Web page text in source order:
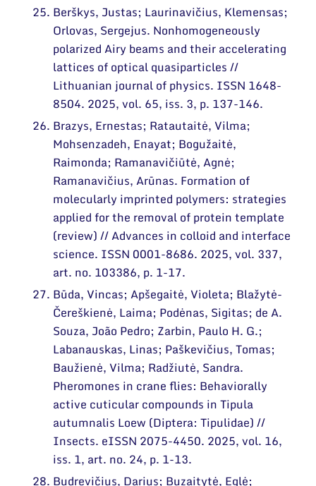
Berškys, Justas; Laurinavičius, Klemensas;
Orlovas, Sergejus. Nonhomogeneously
polarized Airy beams and their accelerating
lattices of optical quasiparticles //
Lithuanian journal of physics. ISSN 1648-
8504. 2025, vol. 65, iss. 3, p. 137-146.
Brazys, Ernestas; Ratautaitė, Vilma;
Mohsenzadeh, Enayat; Bogužaitė,
Raimonda; Ramanavičiūtė, Agnė;
Ramanavičius, Arūnas. Formation of
molecularly imprinted polymers: strategies
applied for the removal of protein template
(review) // Advances in colloid and interface
science. ISSN 0001-8686. 2025, vol. 337,
art. no. 103386, p. 1-17.
Būda, Vincas; Apšegaitė, Violeta; Blažytė-
Čereškienė, Laima; Podėnas, Sigitas; de A.
Souza, João Pedro; Zarbin, Paulo H. G.;
Labanauskas, Linas; Paškevičius, Tomas;
Baužienė, Vilma; Radžiutė, Sandra.
Pheromones in crane flies: Behaviorally
active cuticular compounds in Tipula
autumnalis Loew (Diptera: Tipulidae) //
Insects. eISSN 2075-4450. 2025, vol. 16,
iss. 1, art. no. 24, p. 1-13.
Budrevičius, Darius; Buzaitytė, Eglė;